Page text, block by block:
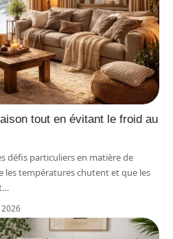
tout en évitant le froid au
défis particuliers en matière de
les températures chutent et que les
…